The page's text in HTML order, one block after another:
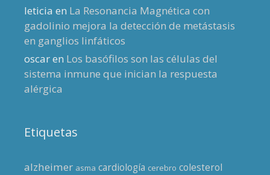
leticia en La Resonancia Magnética con
gadolinio mejora la detección de metástasis
en ganglios linfáticos
oscaren Los basófilos son las células del
sistema inmune que inician la respuesta
alérgica
Etiquetas
alzheimer asma cardiología cerebro colesterol